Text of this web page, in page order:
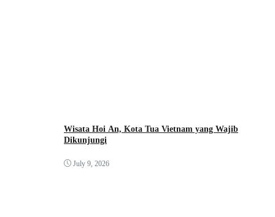
Wisata Hoi An, Kota Tua Vietnam yang Wajib
Dikunjungi
July 9, 2026